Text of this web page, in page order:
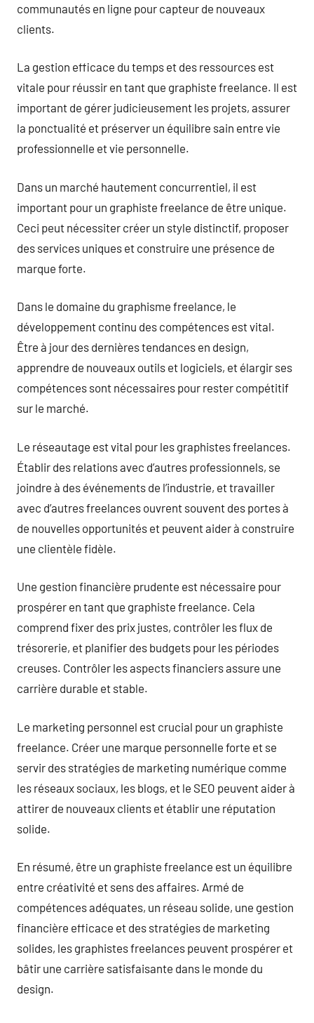
communautés en ligne pour capteur de nouveaux
clients.
La gestion efficace du temps et des ressources est
vitale pour réussir en tant que graphiste freelance. Il est
important de gérer judicieusement les projets, assurer
la ponctualité et préserver un équilibre sain entre vie
professionnelle et vie personnelle.
Dans un marché hautement concurrentiel, il est
important pour un graphiste freelance de être unique.
Ceci peut nécessiter créer un style distinctif, proposer
des services uniques et construire une présence de
marque forte.
Dans le domaine du graphisme freelance, le
développement continu des compétences est vital.
Être à jour des dernières tendances en design,
apprendre de nouveaux outils et logiciels, et élargir ses
compétences sont nécessaires pour rester compétitif
sur le marché.
Le réseautage est vital pour les graphistes freelances.
Établir des relations avec d’autres professionnels, se
joindre à des événements de l’industrie, et travailler
avec d’autres freelances ouvrent souvent des portes à
de nouvelles opportunités et peuvent aider à construire
une clientèle fidèle.
Une gestion financière prudente est nécessaire pour
prospérer en tant que graphiste freelance. Cela
comprend fixer des prix justes, contrôler les flux de
trésorerie, et planifier des budgets pour les périodes
creuses. Contrôler les aspects financiers assure une
carrière durable et stable.
Le marketing personnel est crucial pour un graphiste
freelance. Créer une marque personnelle forte et se
servir des stratégies de marketing numérique comme
les réseaux sociaux, les blogs, et le SEO peuvent aider à
attirer de nouveaux clients et établir une réputation
solide.
En résumé, être un graphiste freelance est un équilibre
entre créativité et sens des affaires. Armé de
compétences adéquates, un réseau solide, une gestion
financière efficace et des stratégies de marketing
solides, les graphistes freelances peuvent prospérer et
bâtir une carrière satisfaisante dans le monde du
design.